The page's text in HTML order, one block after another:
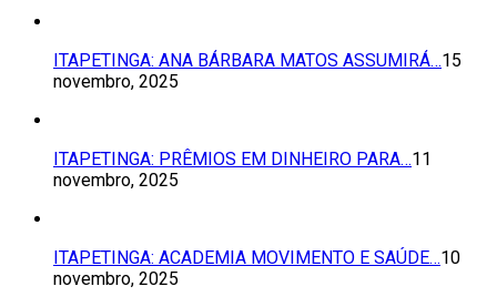
ITAPETINGA: ANA BÁRBARA MATOS ASSUMIRÁ…15
novembro, 2025
ITAPETINGA: PRÊMIOS EM DINHEIRO PARA…11
novembro, 2025
ITAPETINGA: ACADEMIA MOVIMENTO E SAÚDE…10
novembro, 2025